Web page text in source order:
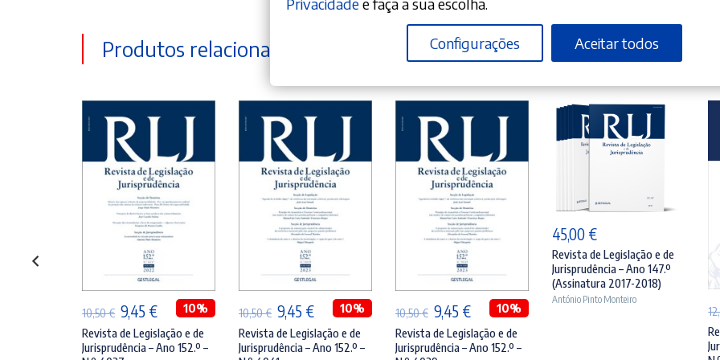
Produtos relacionados
ADICIONAR
10,50€ O
preço
original
9,45 €O
preço
atual
10%
Revista de Legislação e de
Jurisprudência – Ano 152.º –
ADICIONAR
10,50€ O
preço
original
9,45 €O
preço
atual
10%
Revista de Legislação e de
Jurisprudência – Ano 152.º –
ADICIONAR
10,50€ O
preço
original
9,45 €O
preço
atual
10%
Revista de Legislação e de
Jurisprudência – Ano 152.º –
45,00 €
Revista de Legislação e de
Jurisprudência – Ano 147.º
(Assinatura 2017-2018)
António Pinto Monteiro
Privacidadee faça a sua escolha.
Configurações Aceitar todos